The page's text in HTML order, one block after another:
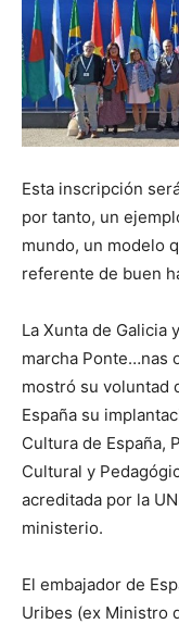
Esta inscripción
por tanto, un
mundo, un modelo
referente de buen
La Xunta de Galicia
marcha Ponte…nas
mostró su voluntad
España su
Cultura de España,
Cultural y
acreditada por la
ministerio.
El embajador de
Uribes (ex Ministro